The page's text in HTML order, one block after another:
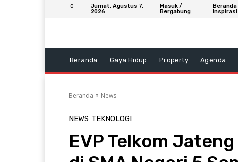
C
Jumat, Agustus 7,
2026
Masuk /
Bergabung
Beranda
Inspirasi
Beranda Gaya Hidup Property Agenda
Beranda News
NEWS TEKNOLOGI
EVP Telkom